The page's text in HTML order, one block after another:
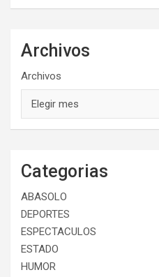
Archivos
Archivos
Categorias
ABASOLO
DEPORTES
ESPECTACULOS
ESTADO
HUMOR